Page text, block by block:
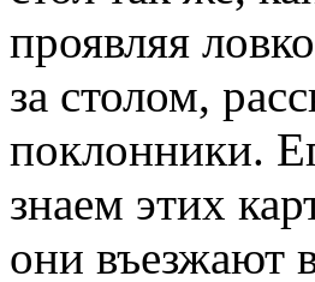
проявляя
за столом,
поклонники.
знаем этих
они въезжают